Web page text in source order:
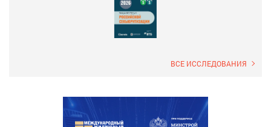
ВСЕ ИССЛЕДОВАНИЯ